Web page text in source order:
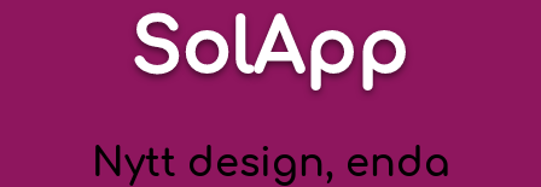
SolApp
Nytt design, enda